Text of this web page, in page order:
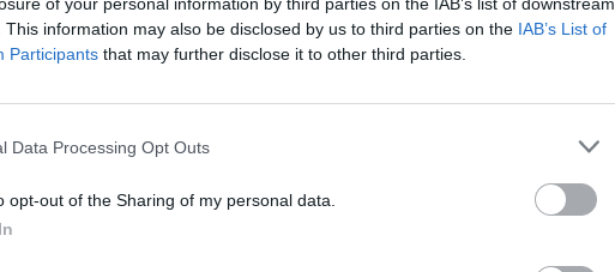
This information may also be disclosed by us to third parties on the IAB’s List of
Participants that may further disclose it to other third parties.
Data Processing Opt Outs
opt-out of the Sharing of my personal data.
display mirate, per creare una
e misurabile, con un impatto
store. Cristina Pianura,
, commenta: “L’audio digitale è
del marketing
essere davvero efficace deve